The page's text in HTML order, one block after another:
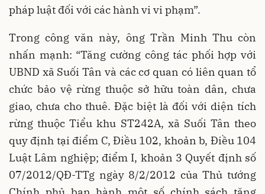
pháp luật đối với các hành vi vi phạm”.
Trong công văn này, ông Trần Minh Thu còn
nhấn mạnh: “Tăng cường công tác phối hợp với
UBND xã Suối Tân và các cơ quan có liên quan tổ
chức bảo vệ rừng thuộc sở hữu toàn dân, chưa
giao, chưa cho thuê. Đặc biệt là đối với diện tích
rừng thuộc Tiểu khu ST242A, xã Suối Tân theo
quy định tại điểm C, Điều 102, khoản b, Điều 104
Luật Lâm nghiệp; điểm I, khoản 3 Quyết định số
07/2012/QĐ-TTg ngày 8/2/2012 của Thủ tướng